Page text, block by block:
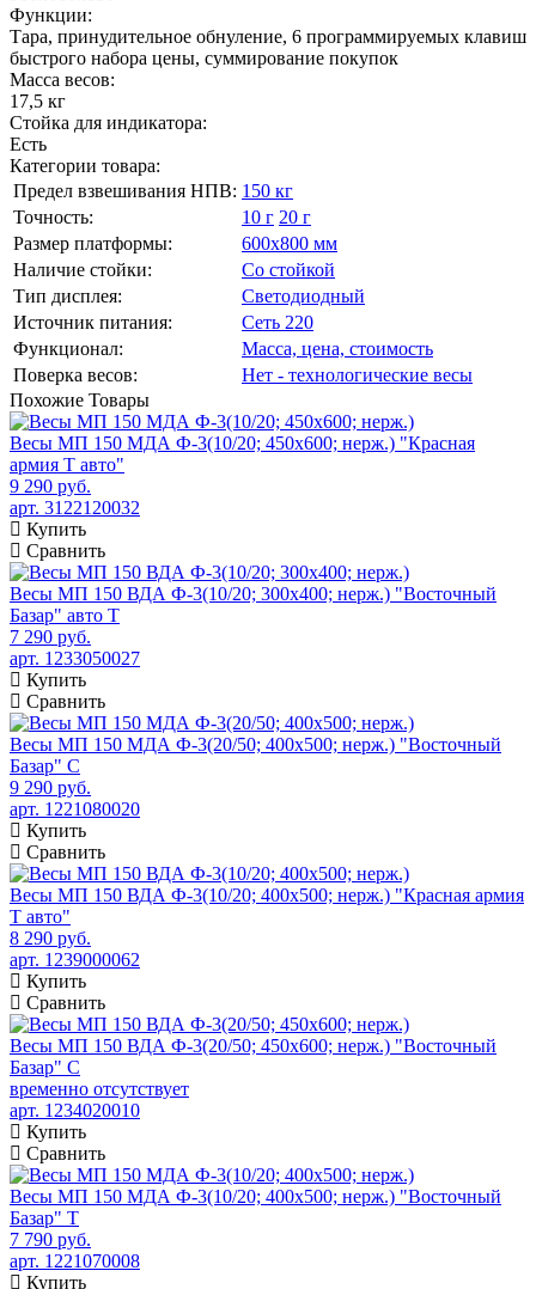
Функции:
Тара, принудительное обнуление, 6 программируемых клавиш
быстрого набора цены, суммирование покупок
Масса весов:
17,5 кг
Стойка для индикатора:
Есть
Категории товара:
Предел взвешивания НПВ: 150 кг
Точность:
10 г 20 г
Размер платформы:
600х800 мм
Наличие стойки:
Со стойкой
Тип дисплея:
Светодиодный
Источник питания:
Сеть 220
Функционал:
Масса, цена, стоимость
Поверка весов:
Нет - технологические весы
Похожие Товары
Весы МП 150 МДА Ф-3(10/20; 450х600; нерж.) "Красная
армия Т авто"
9 290 руб.
арт. 3122120032
Купить
Сравнить
Весы МП 150 ВДА Ф-3(10/20; 300х400; нерж.) "Восточный
Базар" авто Т
7 290 руб.
арт. 1233050027
Купить
Сравнить
Весы МП 150 МДА Ф-3(20/50; 400х500; нерж.) "Восточный
Базар" С
9 290 руб.
арт. 1221080020
Купить
Сравнить
Весы МП 150 ВДА Ф-3(10/20; 400х500; нерж.) "Красная армия
Т авто"
8 290 руб.
арт. 1239000062
Купить
Сравнить
Весы МП 150 ВДА Ф-3(20/50; 450х600; нерж.) "Восточный
Базар" С
временно отсутствует
арт. 1234020010
Купить
Сравнить
Весы МП 150 МДА Ф-3(10/20; 400х500; нерж.) "Восточный
Базар" Т
7 790 руб.
арт. 1221070008
Купить